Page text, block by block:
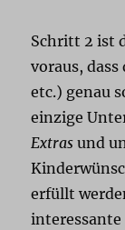
Schritt 2 ist
voraus,
etc.) genau
einzige
Extras und
erfüllt